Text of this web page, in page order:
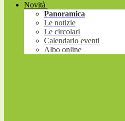
Novità
Panoramica
Le notizie
Le circolari
Calendario eventi
Albo online